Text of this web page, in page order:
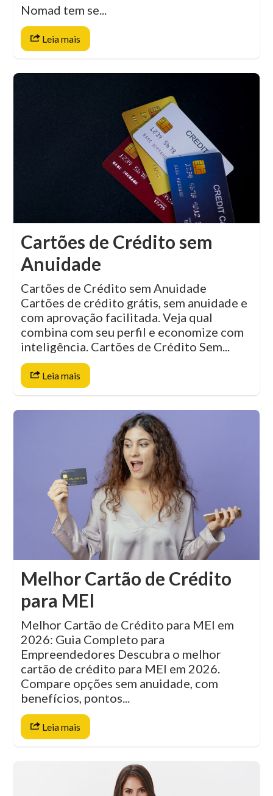
Nomad tem se...
Leia mais
Cartões de Crédito sem
Anuidade
Cartões de Crédito sem Anuidade
Cartões de crédito grátis, sem anuidade e
com aprovação facilitada. Veja qual
combina com seu perfil e economize com
inteligência. Cartões de Crédito Sem...
Leia mais
Melhor Cartão de Crédito
para MEI
Melhor Cartão de Crédito para MEI em
2026: Guia Completo para
Empreendedores Descubra o melhor
cartão de crédito para MEI em 2026.
Compare opções sem anuidade, com
benefícios, pontos...
Leia mais